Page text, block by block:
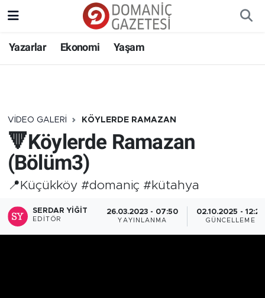
Yazarlar Ekonomi Yaşam
VIDEO GALERI KÖYLERDE RAMAZAN
🔻Köylerde Ramazan
(Bölüm3)
📍Küçükköy #domaniç #kütahya
SERDAR YIĞIT
EDITÖR
26.03.2023 - 07:50
YAYINLANMA
02.10.2025 - 12:28
GÜNCELLEME